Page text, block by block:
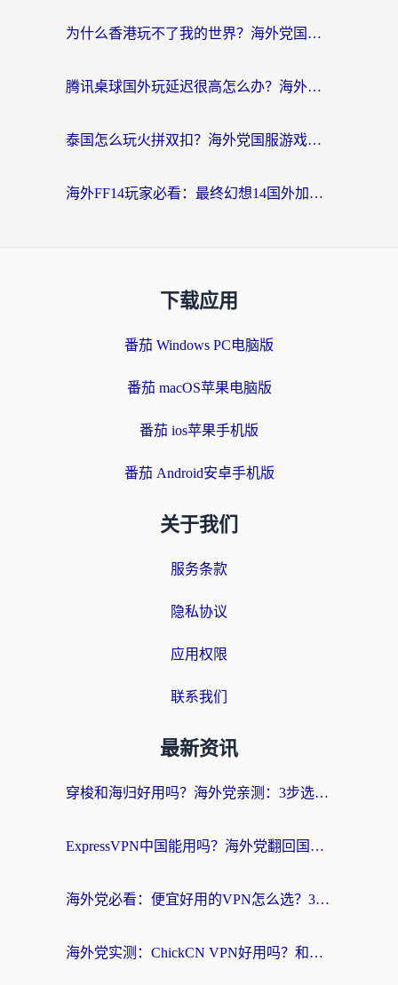
为什么香港玩不了我的世界？海外党国服游戏加速终极解决方案
腾讯桌球国外玩延迟很高怎么办？海外党亲测有效的国服游戏加速指南
泰国怎么玩火拼双扣？海外党国服游戏加速终极指南（附暗区突围植物大战僵尸实测）
海外FF14玩家必看：最终幻想14国外加速器下载安装全攻略+卡顿解决秘籍
下载应用
番茄 Windows PC电脑版
番茄 macOS苹果电脑版
番茄 ios苹果手机版
番茄 Android安卓手机版
关于我们
服务条款
隐私协议
应用权限
联系我们
最新资讯
穿梭和海归好用吗？海外党亲测：3步选对回国加速器，无缝刷国内剧玩手游
ExpressVPN中国能用吗？海外党翻回国内的加速器选择指南（附番茄加速器实测）
海外党必看：便宜好用的VPN怎么选？3步解决回国访问难题+Steam改区技巧
海外党实测：ChickCN VPN好用吗？和OurPlay VPN对比哪个回国效果更好？附避坑指南